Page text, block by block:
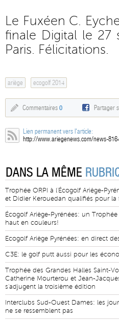
Le Fuxéen C.
finale Digital le 27
Paris. Félicitations.
ariège ecogolf 2014
Commentaires 0 Partager
Lien permanent vers l'article:
http://www.ariegenews.com/news-
DANS LA MÊME
Trophée ORPI à l'Écogolf Ariège-
et Didier Kerouedan qualifiés pour la
Écogolf Ariège-Pyrénées: un
haut en couleurs!
Ecogolf Ariège Pyrénées: en direct
C3E: le golf putt aussi pour les
Trophée des Grandes Halles Saint-
Catherine Mourterou et Jean-
s'adjugent la troisième édition
Interclubs Sud-Ouest Dames: les
ne se ressemblent pas